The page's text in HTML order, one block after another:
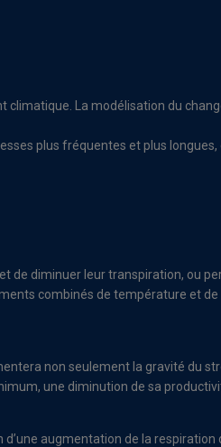
climatique. La modélisation du
plus fréquentes et plus longues,
de diminuer leur transpiration, ou
combinés de température et
non seulement la gravité du
une diminution de sa
augmentation de la